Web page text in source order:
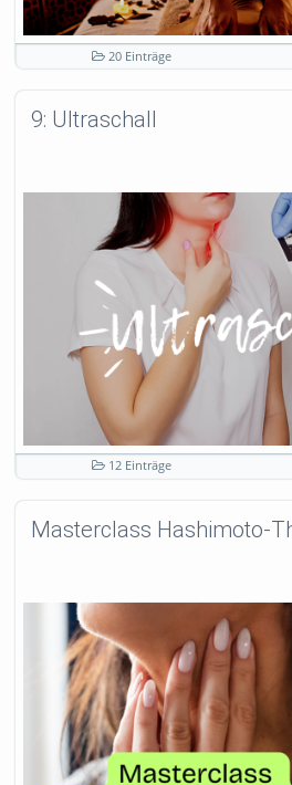
20 Einträge
9: Ultraschall
12 Einträge
Masterclass Hashimoto-